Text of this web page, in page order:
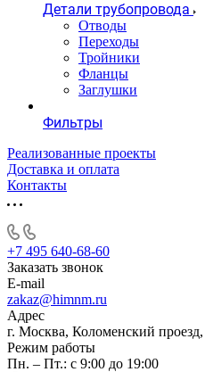
Детали трубопровода
Отводы
Переходы
Тройники
Фланцы
Заглушки
Фильтры
Реализованные проекты
Доставка и оплата
Контакты
+7 495 640-68-60
Заказать звонок
E-mail
zakaz@himnm.ru
Адрес
г. Москва, Коломенский
Режим работы
Пн. – Пт.: с 9:00 до 19:00